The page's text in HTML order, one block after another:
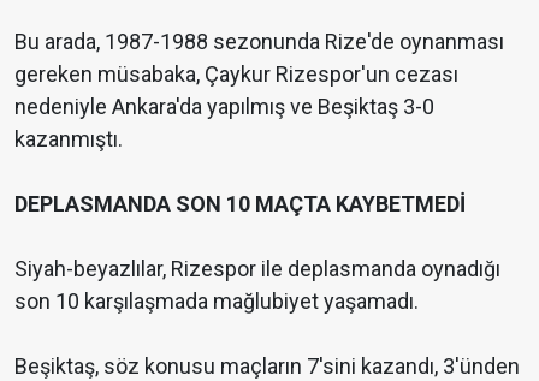
Bu arada, 1987-1988 sezonunda Rize'de oynanması
gereken müsabaka, Çaykur Rizespor'un cezası
nedeniyle Ankara'da yapılmış ve Beşiktaş 3-0
kazanmıştı.
DEPLASMANDA SON 10 MAÇTA KAYBETMEDİ
Siyah-beyazlılar, Rizespor ile deplasmanda oynadığı
son 10 karşılaşmada mağlubiyet yaşamadı.
Beşiktaş, söz konusu maçların 7'sini kazandı, 3'ünden